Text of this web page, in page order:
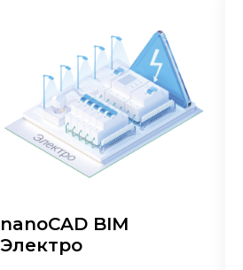
nanoCAD BIM
Электро